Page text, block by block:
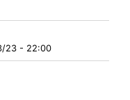
23 - 22:00